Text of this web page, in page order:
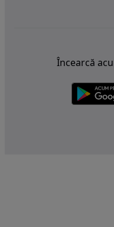
Încearcă